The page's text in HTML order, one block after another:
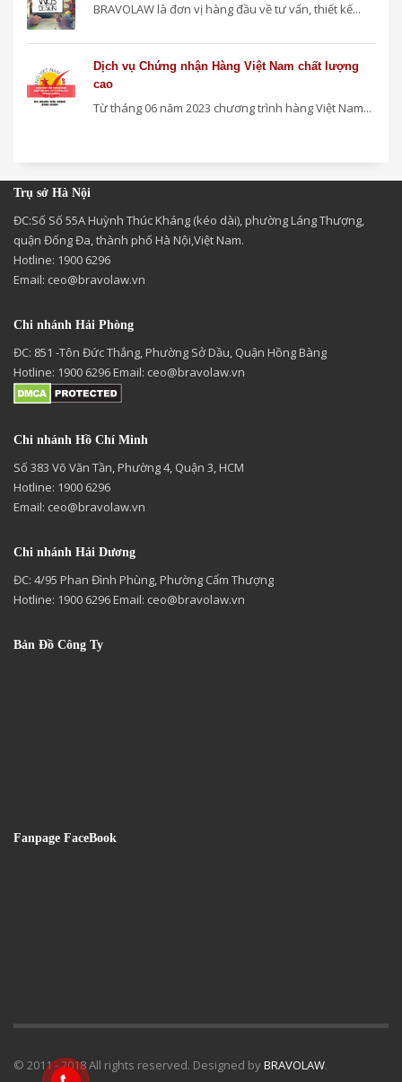
BRAVOLAW là đơn vị hàng đầu về tư vấn, thiết kế...
Dịch vụ Chứng nhận Hàng Việt Nam chất lượng
cao
Từ tháng 06 năm 2023 chương trình hàng Việt Nam...
Trụ sở Hà Nội
ĐC:Số Số 55A Huỳnh Thúc Kháng (kéo dài), phường Láng Thượng,
quận Đống Đa, thành phố Hà Nội,Việt Nam.
Hotline: 1900 6296
Email: ceo@bravolaw.vn
Chi nhánh Hải Phòng
ĐC: 851 -Tôn Đức Thắng, Phường Sở Dầu, Quận Hồng Bàng
Hotline: 1900 6296 Email: ceo@bravolaw.vn
Chi nhánh Hồ Chí Minh
Số 383 Võ Văn Tần, Phường 4, Quận 3, HCM
Hotline: 1900 6296
Email: ceo@bravolaw.vn
Chi nhánh Hải Dương
ĐC: 4/95 Phan Đình Phùng, Phường Cẩm Thượng
Hotline: 1900 6296 Email: ceo@bravolaw.vn
Bản Đồ Công Ty
Fanpage FaceBook
© 2011 - 2018 All rights reserved. Designed byBRAVOLAW.